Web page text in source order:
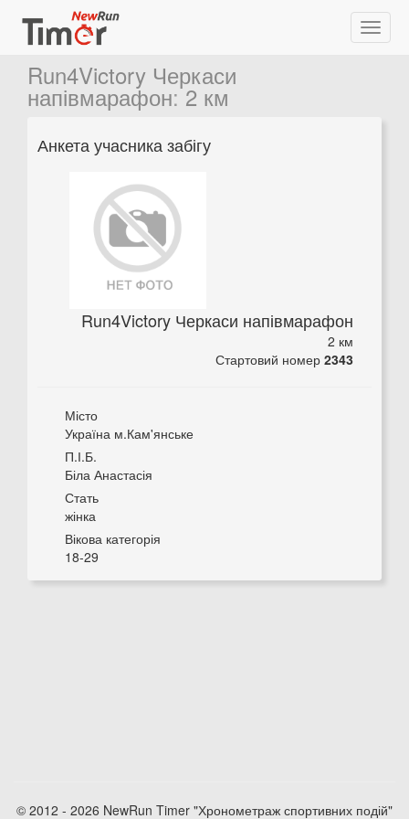
Run4Victory Черкаси
напівмарафон:2 км
Анкета учасника забігу
Run4Victory Черкаси напівмарафон
2 км
Стартовий номер 2343
Місто
Україна м.Кам'янське
П.І.Б.
Біла Анастасія
Стать
жінка
Вікова категорія
18-29
© 2012 - 2026 NewRun Timer "Хронометраж спортивних подій"